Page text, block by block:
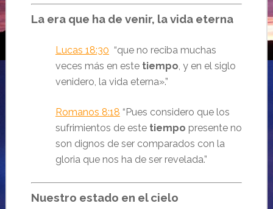
La era que ha de venir, la vida eterna
Lucas 18:30 “que no reciba muchas
veces más en este tiempo , y en el siglo
venidero, la vida eterna».”
Romanos 8:18 “Pues considero que los
sufrimientos de este tiempo presente no
son dignos de ser comparados con la
gloria que nos ha de ser revelada.”
Nuestro estado en el cielo